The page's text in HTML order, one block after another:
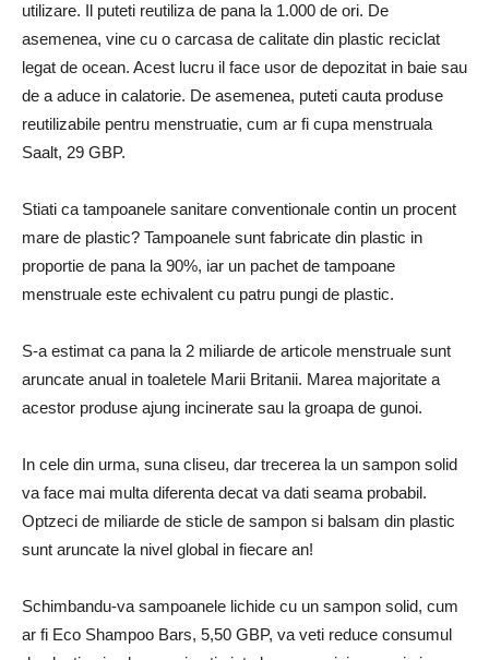
utilizare. Il puteti reutiliza de pana la 1.000 de ori. De
asemenea, vine cu o carcasa de calitate din plastic reciclat
legat de ocean. Acest lucru il face usor de depozitat in baie sau
de a aduce in calatorie. De asemenea, puteti cauta produse
reutilizabile pentru menstruatie, cum ar fi cupa menstruala
Saalt, 29 GBP.
Stiati ca tampoanele sanitare conventionale contin un procent
mare de plastic? Tampoanele sunt fabricate din plastic in
proportie de pana la 90%, iar un pachet de tampoane
menstruale este echivalent cu patru pungi de plastic.
S-a estimat ca pana la 2 miliarde de articole menstruale sunt
aruncate anual in toaletele Marii Britanii. Marea majoritate a
acestor produse ajung incinerate sau la groapa de gunoi.
In cele din urma, suna cliseu, dar trecerea la un sampon solid
va face mai multa diferenta decat va dati seama probabil.
Optzeci de miliarde de sticle de sampon si balsam din plastic
sunt aruncate la nivel global in fiecare an!
Schimbandu-va sampoanele lichide cu un sampon solid, cum
ar fi Eco Shampoo Bars, 5,50 GBP, va veti reduce consumul